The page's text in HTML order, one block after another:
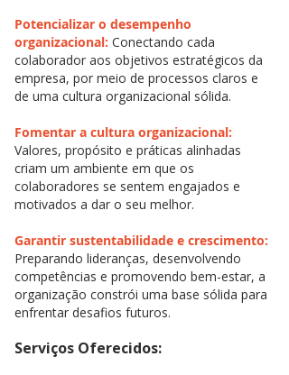
Potencializar o desempenho
organizacional: Conectando cada
colaborador aos objetivos estratégicos da
empresa, por meio de processos claros e
de uma cultura organizacional sólida.
Fomentar a cultura organizacional:
Valores, propósito e práticas alinhadas
criam um ambiente em que os
colaboradores se sentem engajados e
motivados a dar o seu melhor.
Garantir sustentabilidade e crescimento:
Preparando lideranças, desenvolvendo
competências e promovendo bem-estar, a
organização constrói uma base sólida para
enfrentar desafios futuros.
Serviços Oferecidos: